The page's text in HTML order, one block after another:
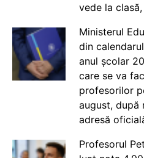
vede la
Ministerul
din
anul școlar
care se va
profesorilor
august, după
adresă
Profesorul